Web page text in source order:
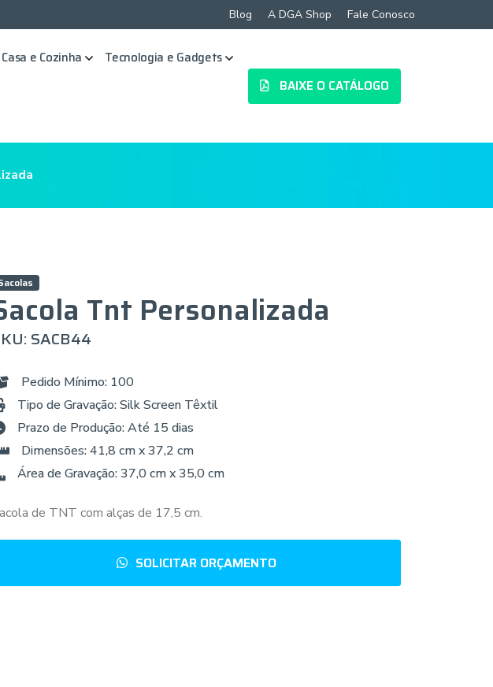
Blog A DGA Shop Fale Conosco
Casa e Cozinha Tecnologia e Gadgets
BAIXE O CATÁLOGO
Tnt Personalizada
SACB44
Pedido Mínimo: 100
Tipo de Gravação: Silk Screen Têxtil
Prazo de Produção: Até 15 dias
Dimensões: 41,8 cm x 37,2 cm
Área de Gravação: 37,0 cm x 35,0 cm
de TNT com alças de 17,5 cm.
SOLICITAR ORÇAMENTO